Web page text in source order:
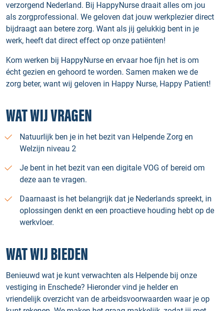
verzorgend Nederland. Bij HappyNurse draait alles om jou
als zorgprofessional. We geloven dat jouw werkplezier direct
bijdraagt aan betere zorg. Want als jij gelukkig bent in je
werk, heeft dat direct effect op onze patiënten!
Kom werken bij HappyNurse en ervaar hoe fijn het is om
écht gezien en gehoord te worden. Samen maken we de
zorg beter, want wij geloven in Happy Nurse, Happy Patient!
WAT WIJ VRAGEN
Natuurlijk ben je in het bezit van Helpende Zorg en
Welzijn niveau 2
Je bent in het bezit van een digitale VOG of bereid om
deze aan te vragen.
Daarnaast is het belangrijk dat je Nederlands spreekt, in
oplossingen denkt en een proactieve houding hebt op de
werkvloer.
WAT WIJ BIEDEN
Benieuwd wat je kunt verwachten als Helpende bij onze
vestiging in Enschede? Hieronder vind je helder en
vriendelijk overzicht van de arbeidsvoorwaarden waar je op